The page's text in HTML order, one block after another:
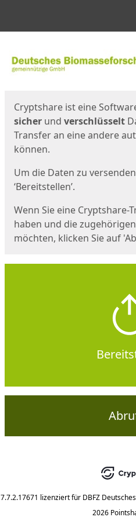
Cryptshare ist eine
sicher und verschlüsselt
Transfer an eine andere
können.
Um die Daten zu
‘Bereitstellen’.
Wenn Sie eine Cryptshare-
haben und die
möchten, klicken Sie auf
7.7.2.17671 lizenziert für DBFZ
2026